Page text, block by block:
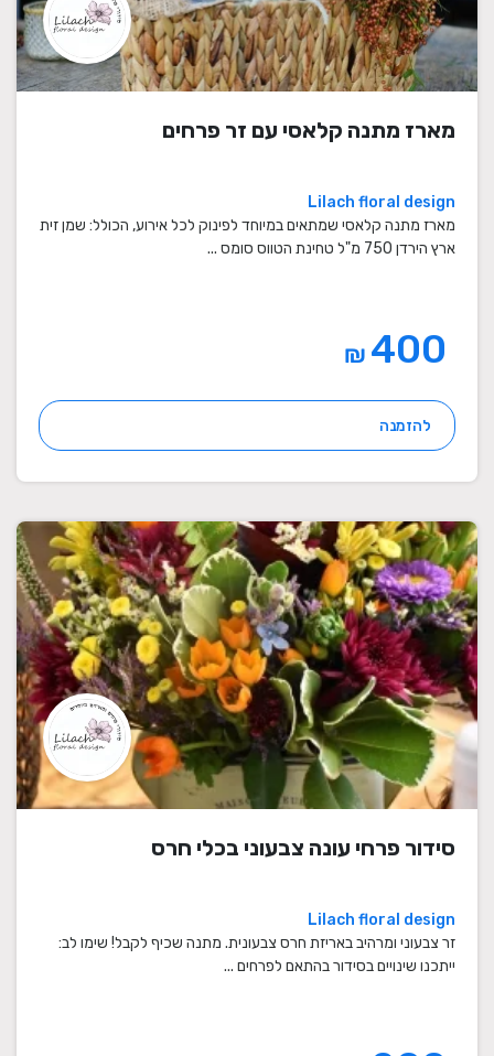
מארז מתנה קלאסי עם זר פרחים
Lilach floral design
מארז מתנה קלאסי שמתאים במיוחד לפינוק לכל אירוע, הכולל: שמן זית
ארץ הירדן 750 מ"ל טחינת הטווס סומס ...
₪
להזמנה
סידור פרחי עונה צבעוני בכלי חרס
Lilach floral design
זר צבעוני ומרהיב באריזת חרס צבעונית. מתנה שכיף לקבל! שימו לב:
ייתכנו שינויים בסידור בהתאם לפרחים ...